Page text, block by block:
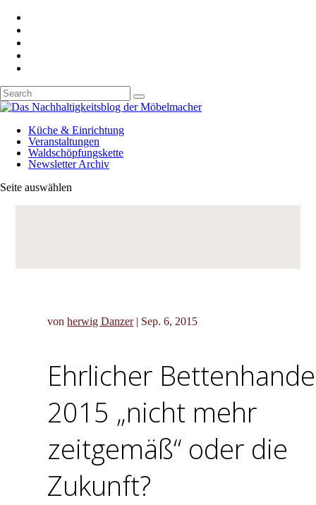
Küche & Einrichtung
Veranstaltungen
Waldschöpfungskette
Newsletter Archiv
Seite auswählen
vonherwig Danzer| Sep. 6, 2015
Ehrlicher
2015 „nicht mehr
zeitgemäß“ oder die
Zukunft?